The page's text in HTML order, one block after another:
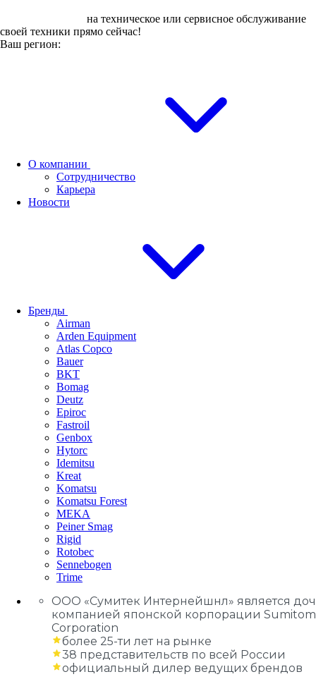
на техническое или сервисное обслуживание
своей техники прямо сейчас!
Ваш регион:
О компании
Сотрудничество
Карьера
Новости
Бренды
Airman
Arden Equipment
Atlas Сopco
Bauer
BKT
Bomag
Deutz
Epiroc
Fastroil
Genbox
Hytorc
Idemitsu
Kreat
Komatsu
Komatsu Forest
MEKA
Peiner Smag
Rigid
Rotobec
Sennebogen
Trime
ООО «Сумитек Интернейшнл» является
компанией японской корпорации
Corporation
более 25-ти лет на рынке
38 представительств по всей России
официальный дилер ведущих брендов